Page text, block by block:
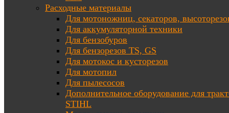
Расходные материалы
Для мотоножниц, секаторов,
Для аккумуляторной техники
Для бензобуров
Для бензорезов TS, GS
Для мотокос и кусторезов
Для мотопил
Для пылесосов
Дополнительное оборудование для
STIHL